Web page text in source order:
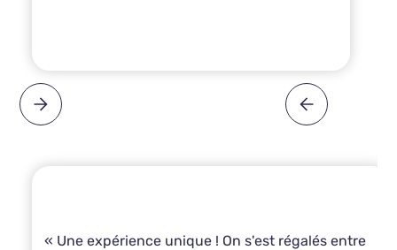
« Une expérience unique ! On s'est régalés entre